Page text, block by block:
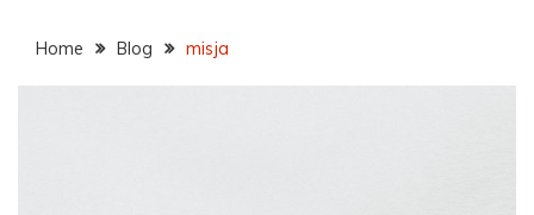
Home Blog misja